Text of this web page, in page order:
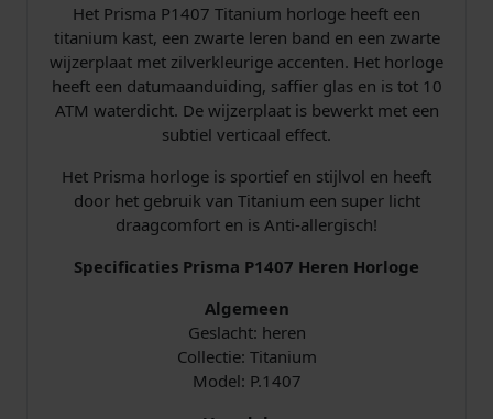
a
n
i
u
m
L
e
r
Z
Het Prisma P1407 Titanium horloge heeft een
titanium kast, een zwarte leren band en een zwarte
wijzerplaat met zilverkleurige accenten. Het horloge
heeft een datumaanduiding, saffier glas en is tot 10
ATM waterdicht. De wijzerplaat is bewerkt met een
subtiel verticaal effect.
Het Prisma horloge is sportief en stijlvol en heeft
door het gebruik van Titanium een super licht
draagcomfort en is Anti-allergisch!
Specificaties Prisma P1407 Heren Horloge
Algemeen
Geslacht: heren
Collectie: Titanium
Model: P.1407